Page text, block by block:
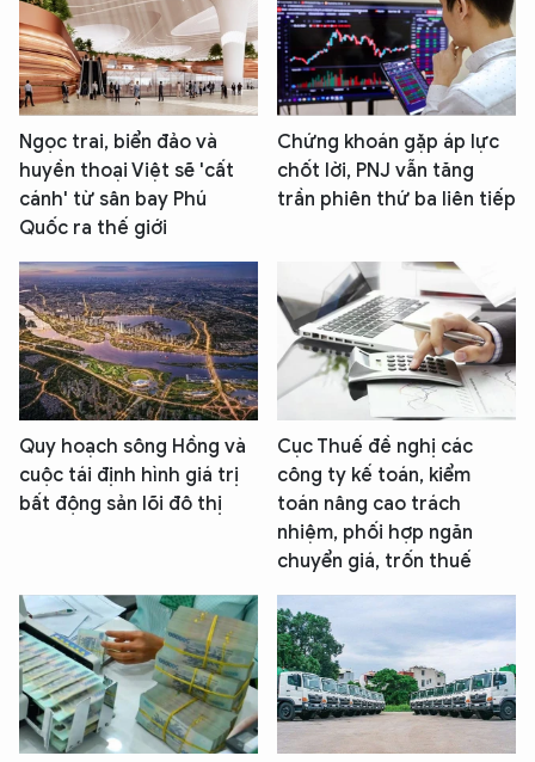
Ngọc trai, biển đảo và
huyền thoại Việt sẽ 'cất
cánh' từ sân bay Phú
Quốc ra thế giới
Chứng khoán gặp áp lực
chốt lời, PNJ vẫn tăng
trần phiên thứ ba liên tiếp
Quy hoạch sông Hồng và
cuộc tái định hình giá trị
bất động sản lõi đô thị
Cục Thuế đề nghị các
công ty kế toán, kiểm
toán nâng cao trách
nhiệm, phối hợp ngăn
chuyển giá, trốn thuế